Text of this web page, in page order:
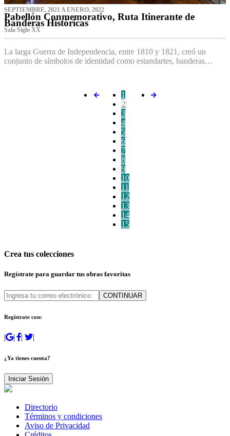
SEPTIEMBRE, 2021 A ENERO, 2022
Pabellón Conmemorativo, Ruta Itinerante de
Banderas Históricas
Sala Siglo XX
La larga Guerra de Independencia, entre 1810 y 1821, creó un
conjunto de símbolos de identidad como estandartes, banderas…
1
2
3
4
5
6
7
8
9
10
11
12
13
14
15
Crea tus colecciones
Regístrate para guardar tus obras favoritas
CONTINUAR
Regístrate con:
| | | |
¿Ya tienes cuenta?
Iniciar Sesión
Directorio
Términos y condiciones
Aviso de Privacidad